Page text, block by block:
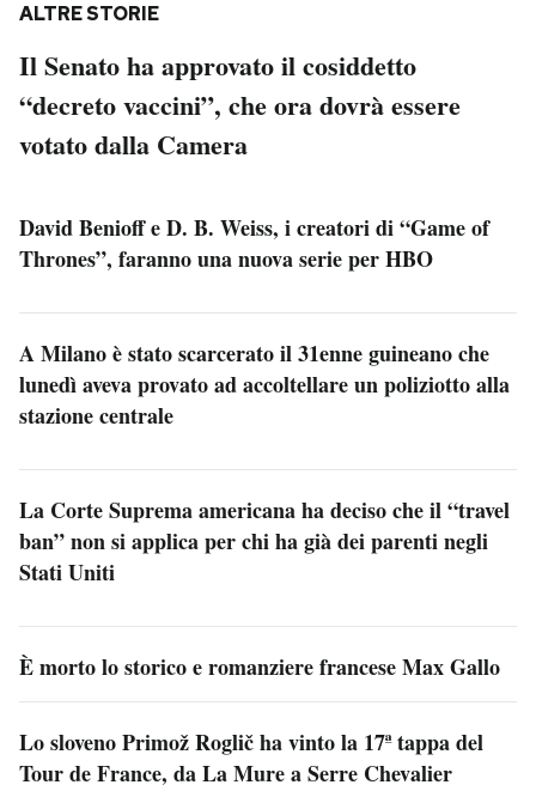
ALTRE STORIE
Il Senato ha approvato il cosiddetto
“decreto vaccini”, che ora dovrà essere
votato dalla Camera
David Benioff e D. B. Weiss, i creatori di “Game of
Thrones”, faranno una nuova serie per HBO
A Milano è stato scarcerato il 31enne guineano che
lunedì aveva provato ad accoltellare un poliziotto alla
stazione centrale
La Corte Suprema americana ha deciso che il “travel
ban” non si applica per chi ha già dei parenti negli
Stati Uniti
È morto lo storico e romanziere francese Max Gallo
Lo sloveno Primož Roglič ha vinto la 17ª tappa del
Tour de France, da La Mure a Serre Chevalier